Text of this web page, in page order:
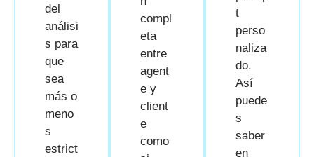
del
análisi
s para
que
sea
más o
meno
s
estrict
compl
eta
entre
agent
e y
client
e
como
t
perso
naliza
do.
Así
puede
s
saber
en